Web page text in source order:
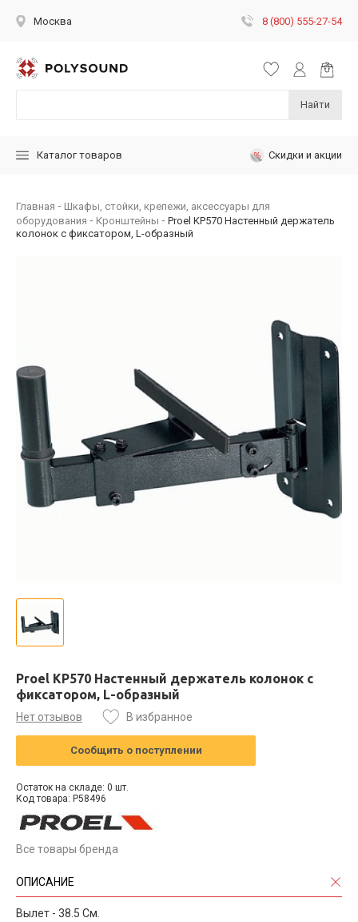
Москва 8 (800) 555-27-54
Найти
Каталог товаров Скидки и акции
Главная
Шкафы, стойки, крепежи, аксессуары для
оборудования
Кронштейны
Proel KP570 Настенный держатель
колонок с фиксатором, L-образный
Proel KP570 Настенный держатель колонок с
фиксатором, L-образный
Нет отзывов В избранное
Сообщить о поступлении
Остаток на складе: 0 шт.
Код товара: P58496
Все товары бренда
ОПИСАНИЕ
Вылет - 38.5 См.